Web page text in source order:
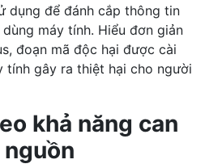
dụng để đánh cắp thông tin
máy tính. Hiểu đơn giản
đoạn mã độc hại được cài
tính gây ra thiệt hại cho người
khả năng can